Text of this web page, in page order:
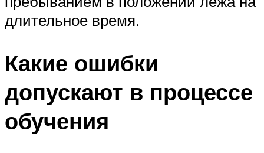
длительное время.
Какие ошибки
допускают в процессе
обучения